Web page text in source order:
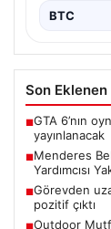
BTC
Son
■GTA 6’nın
yayınlanacak
■Menderes
Yardımcısı
■Görevden
pozitif çıktı
■Outdoor